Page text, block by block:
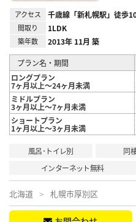
アクセス 千歳線「新札幌駅」徒歩
間取り 1LDK
築年数
2013年 11月 築
プラン名・期間
ロングプラン
7ヶ月以上～24ヶ月未満
ミドルプラン
3ヶ月以上～7ヶ月未満
ショートプラン
1ヶ月以上～3ヶ月未満
風呂･トイレ別 同
インターネット無料
北海道 札幌市厚別区